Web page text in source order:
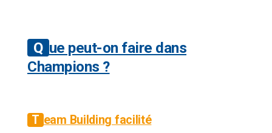
Que peut-on faire dans
Champions ?
Team Building facilité